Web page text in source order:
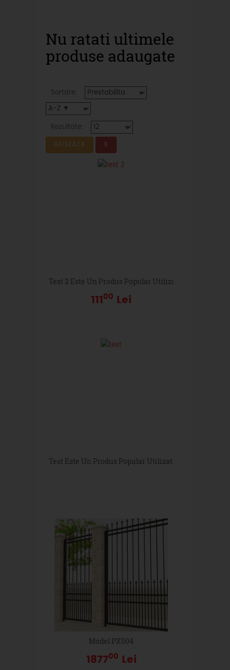
Nu ratati ultimele
produse adaugate
Sortare:
Rezultate:
Test 2 Este Un Produs Popular Utilizat In Multe
11100 Lei
Test Este Un Produs Popular Utilizat In Multe
Model PX004
187700 Lei